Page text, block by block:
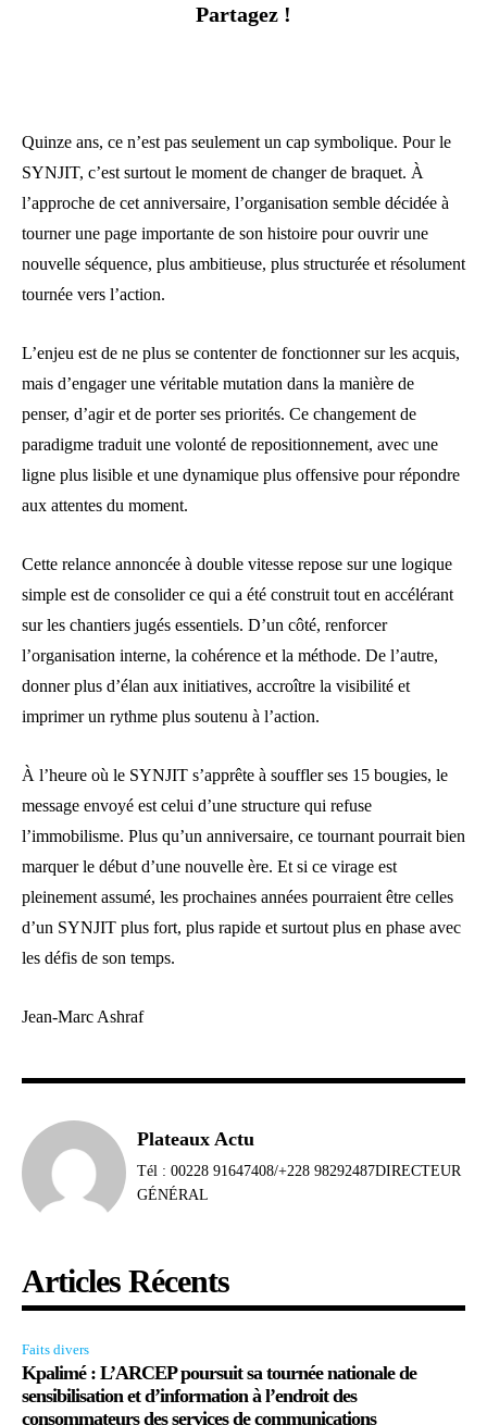
Partagez !
Quinze ans, ce n’est pas seulement un cap symbolique. Pour le
SYNJIT, c’est surtout le moment de changer de braquet. À
l’approche de cet anniversaire, l’organisation semble décidée à
tourner une page importante de son histoire pour ouvrir une
nouvelle séquence, plus ambitieuse, plus structurée et résolument
tournée vers l’action.
L’enjeu est de ne plus se contenter de fonctionner sur les acquis,
mais d’engager une véritable mutation dans la manière de
penser, d’agir et de porter ses priorités. Ce changement de
paradigme traduit une volonté de repositionnement, avec une
ligne plus lisible et une dynamique plus offensive pour répondre
aux attentes du moment.
Cette relance annoncée à double vitesse repose sur une logique
simple est de consolider ce qui a été construit tout en accélérant
sur les chantiers jugés essentiels. D’un côté, renforcer
l’organisation interne, la cohérence et la méthode. De l’autre,
donner plus d’élan aux initiatives, accroître la visibilité et
imprimer un rythme plus soutenu à l’action.
À l’heure où le SYNJIT s’apprête à souffler ses 15 bougies, le
message envoyé est celui d’une structure qui refuse
l’immobilisme. Plus qu’un anniversaire, ce tournant pourrait bien
marquer le début d’une nouvelle ère. Et si ce virage est
pleinement assumé, les prochaines années pourraient être celles
d’un SYNJIT plus fort, plus rapide et surtout plus en phase avec
les défis de son temps.
Jean-Marc Ashraf
Plateaux Actu
Tél : 00228 91647408/+228 98292487DIRECTEUR
GÉNÉRAL
Articles Récents
Faits divers
Kpalimé : L’ARCEP poursuit sa tournée nationale de
sensibilisation et d’information à l’endroit des
consommateurs des services de communications